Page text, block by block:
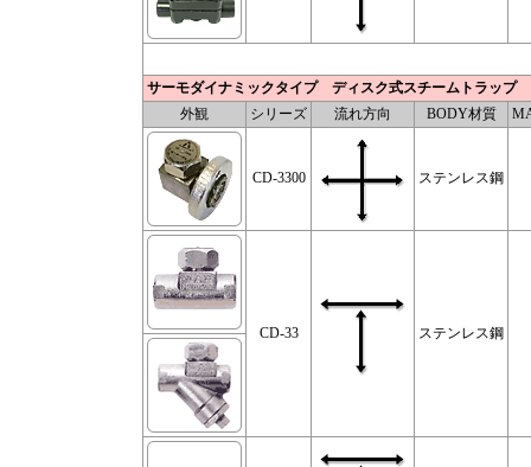
サーモダイナミックタイプ ディスク式スチームトラップ
外観
シリーズ 流れ方向 BODY材質
CD-3300 ステンレス鋼
CD-33 ステンレス鋼